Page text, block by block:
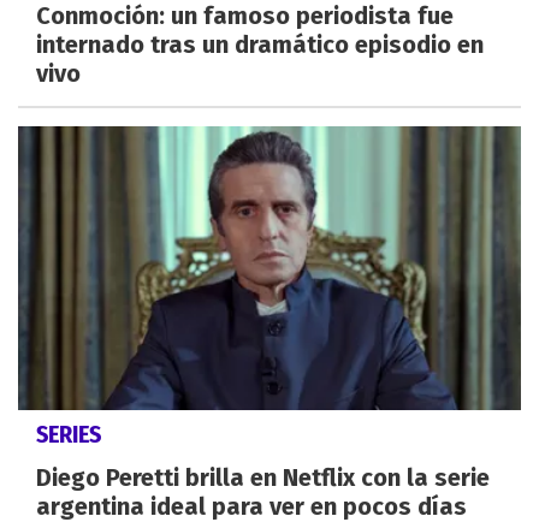
Conmoción: un famoso periodista fue
internado tras un dramático episodio en
vivo
SERIES
Diego Peretti brilla en Netflix con la serie
argentina ideal para ver en pocos días